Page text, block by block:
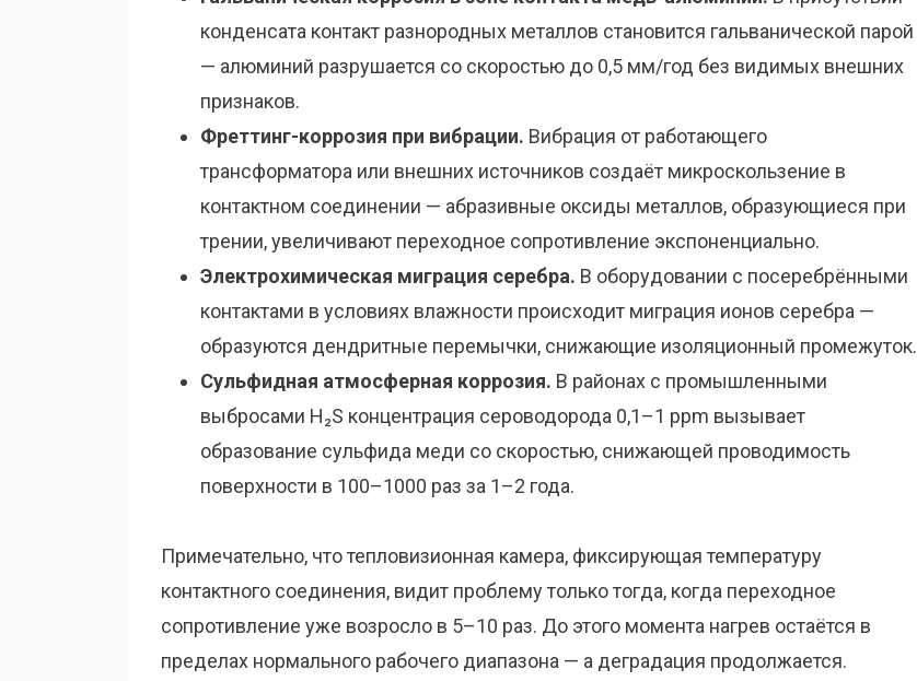
конденсата контакт разнородных металлов становится гальванической парой
— алюминий разрушается со скоростью до 0,5 мм/год без видимых внешних
признаков.
Фреттинг-коррозия при вибрации. Вибрация от работающего
трансформатора или внешних источников создаёт микроскользение в
контактном соединении — абразивные оксиды металлов, образующиеся при
трении, увеличивают переходное сопротивление экспоненциально.
Электрохимическая миграция серебра. В оборудовании с посеребрёнными
контактами в условиях влажности происходит миграция ионов серебра —
образуются дендритные перемычки, снижающие изоляционный промежуток.
Сульфидная атмосферная коррозия. В районах с промышленными
выбросами H₂S концентрация сероводорода 0,1–1 ppm вызывает
образование сульфида меди со скоростью, снижающей проводимость
поверхности в 100–1000 раз за 1–2 года.
Примечательно, что тепловизионная камера, фиксирующая температуру
контактного соединения, видит проблему только тогда, когда переходное
сопротивление уже возросло в 5–10 раз. До этого момента нагрев остаётся в
пределах нормального рабочего диапазона — а деградация продолжается.